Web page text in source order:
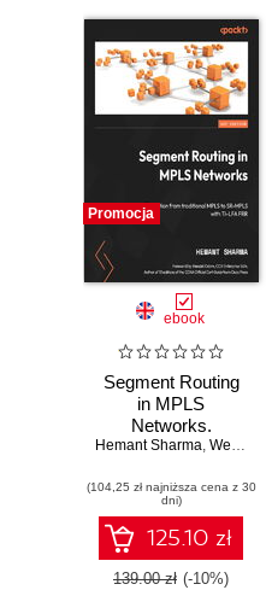
Promocja
ebook
Segment Routing
in MPLS
Networks.
Transition from
SR-MPLS with TI-
LFA FRR
Hemant Sharma, Wendell Odom
(104,25 zł najniższa cena z 30
dni)
125.10 zł
139.00 zł (-10%)